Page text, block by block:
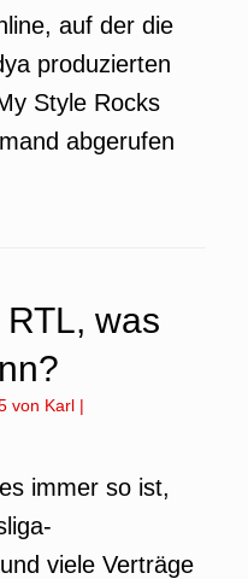
auf der die
produzierten
Style Rocks
abgerufen
was
von Karl |
immer so ist,
viele Verträge